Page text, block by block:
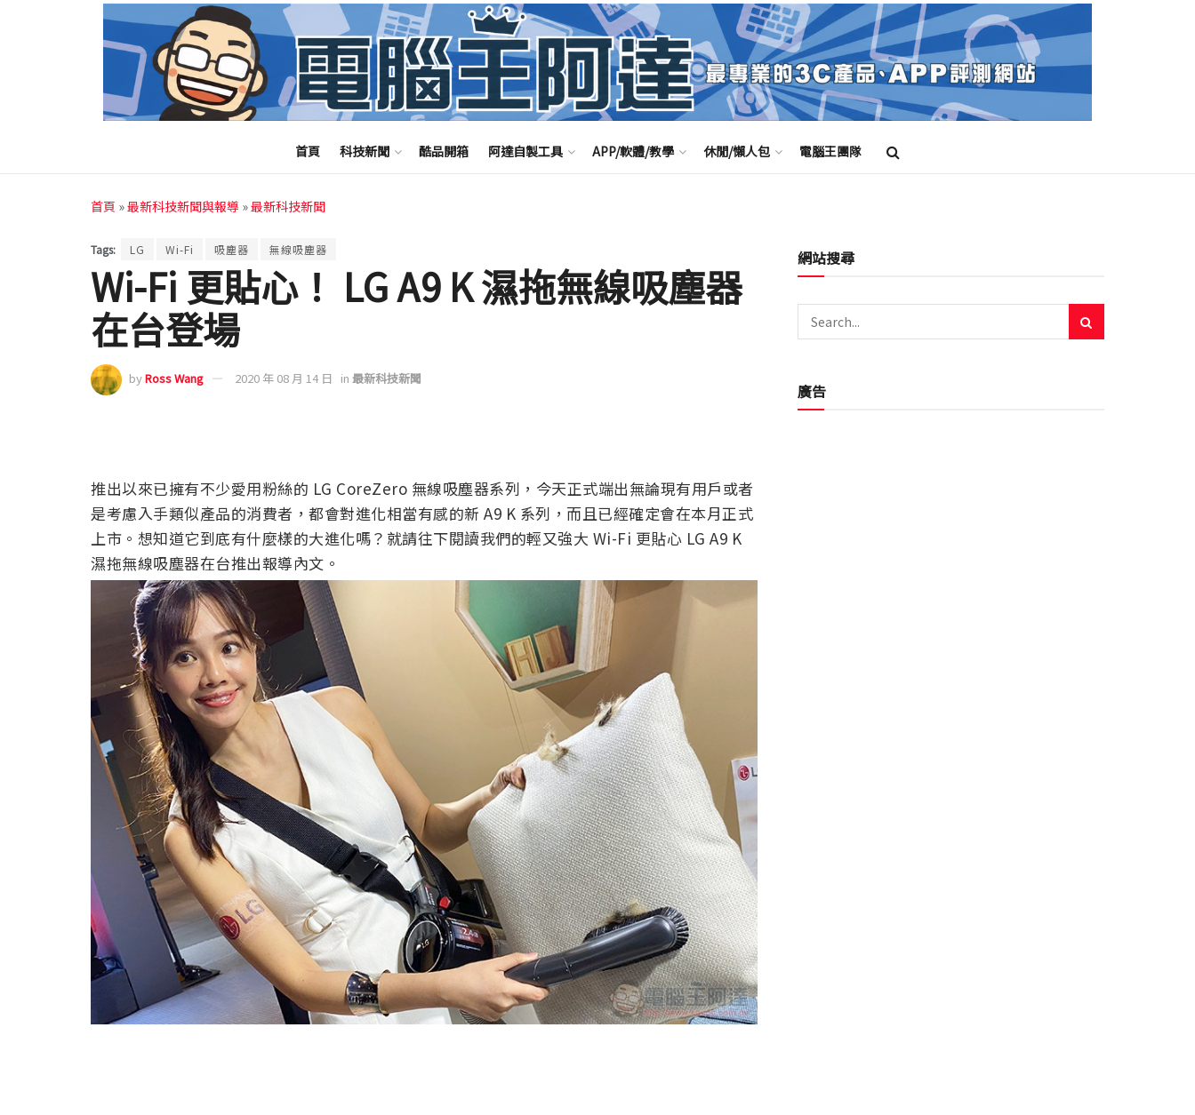
首頁 科技新聞 酷品開箱 阿達自製工具 APP/軟體/教學 休閒/懶人包 電腦王團隊
首頁 »最新科技新聞與報導 »最新科技新聞
Tags: LG Wi-Fi 吸塵器 無線吸塵器
Wi-Fi 更貼心！ LG A9 K 濕拖無線吸塵器
在台登場
byRoss Wang 2020 年 08 月 14 日 in 最新科技新聞
推出以來已擁有不少愛用粉絲的 LG CoreZero 無線吸塵器系列，今天正式端出無論現有用戶或者
是考慮入手類似產品的消費者，都會對進化相當有感的新 A9 K 系列，而且已經確定會在本月正式
上市。想知道它到底有什麼樣的大進化嗎？就請往下閱讀我們的輕又強大 Wi-Fi 更貼心 LG A9 K
濕拖無線吸塵器在台推出報導內文。
網站搜尋
廣告